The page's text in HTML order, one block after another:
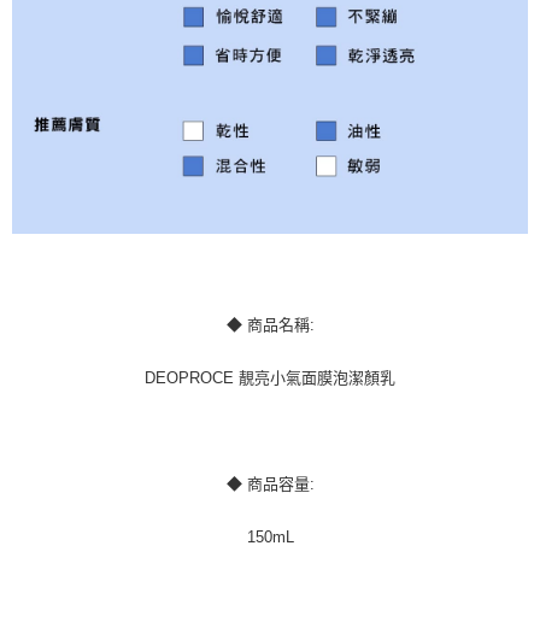
◆ 商品名稱:
DEOPROCE 靚亮小氣面膜泡潔顏乳
◆ 商品容量:
150mL